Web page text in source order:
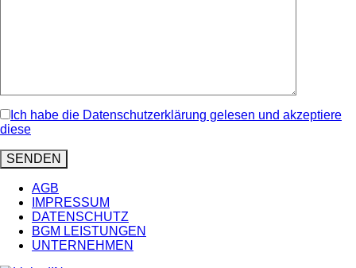
Ich habe die Datenschutzerklärung gelesen und akzeptiere
diese
AGB
IMPRESSUM
DATENSCHUTZ
BGM LEISTUNGEN
UNTERNEHMEN